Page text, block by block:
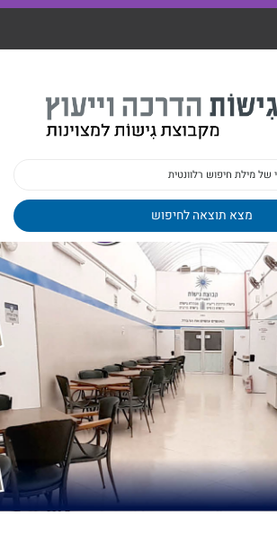
ומרצים
ד"ר צבי ברק
מכללת גישות
גישות כנסים
מקצועיים
למנהלי בתי
ספר